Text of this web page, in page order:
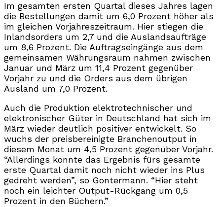
Im gesamten ersten Quartal dieses Jahres lagen
die Bestellungen damit um 6,0 Prozent höher als
im gleichen Vorjahreszeitraum. Hier stiegen die
Inlandsorders um 2,7 und die Auslandsaufträge
um 8,6 Prozent. Die Auftragseingänge aus dem
gemeinsamen Währungsraum nahmen zwischen
Januar und März um 11,4 Prozent gegenüber
Vorjahr zu und die Orders aus dem übrigen
Ausland um 7,0 Prozent.
Auch die Produktion elektrotechnischer und
elektronischer Güter in Deutschland hat sich im
März wieder deutlich positiver entwickelt. So
wuchs der preisbereinigte Branchenoutput in
diesem Monat um 4,5 Prozent gegenüber Vorjahr.
“Allerdings konnte das Ergebnis fürs gesamte
erste Quartal damit noch nicht wieder ins Plus
gedreht werden”, so Gontermann. “Hier steht
noch ein leichter Output-Rückgang um 0,5
Prozent in den Büchern.”